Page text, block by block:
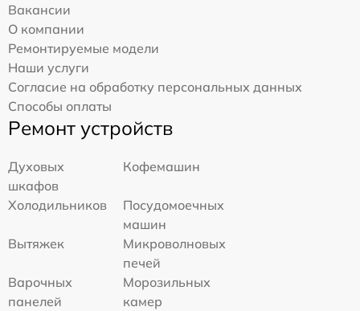
Вакансии
О компании
Ремонтируемые модели
Наши услуги
Согласие на обработку персональных данных
Способы оплаты
Ремонт устройств
Духовых
шкафов
Кофемашин
Холодильников
Посудомоечных
машин
Вытяжек
Микроволновых
печей
Варочных
панелей
Морозильных
камер